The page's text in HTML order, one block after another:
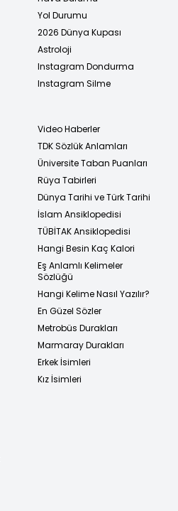
Yol Durumu
2026 Dünya Kupası
Astroloji
Instagram Dondurma
Instagram Silme
Video Haberler
TDK Sözlük Anlamları
Üniversite Taban Puanları
Rüya Tabirleri
Dünya Tarihi ve Türk Tarihi
İslam Ansiklopedisi
TÜBİTAK Ansiklopedisi
Hangi Besin Kaç Kalori
Eş Anlamlı Kelimeler
Sözlüğü
Hangi Kelime Nasıl Yazılır?
En Güzel Sözler
Metrobüs Durakları
Marmaray Durakları
Erkek İsimleri
Kız İsimleri